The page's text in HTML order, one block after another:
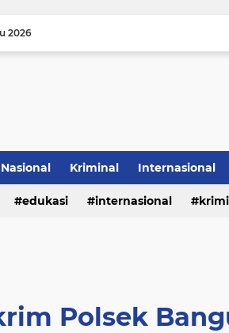
2026
Nasional Kriminal Internasional
edukasi internasional
Polsek